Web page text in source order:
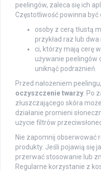
peelingów, zaleca się ich
Częstotliwość powinna
osoby z cerą tłustą
przykład raz lub
ci, którzy mają cerę
używanie peelingów
uniknąć podrażnień.
Przed nałożeniem peelingu,
oczyszczenie twarzy. Po
złuszczającego skóra
działanie promieni
użycie filtrów
Nie zapomnij obserwować
produkty. Jeśli pojawią się
przerwać stosowanie lub
Regularne korzystanie z